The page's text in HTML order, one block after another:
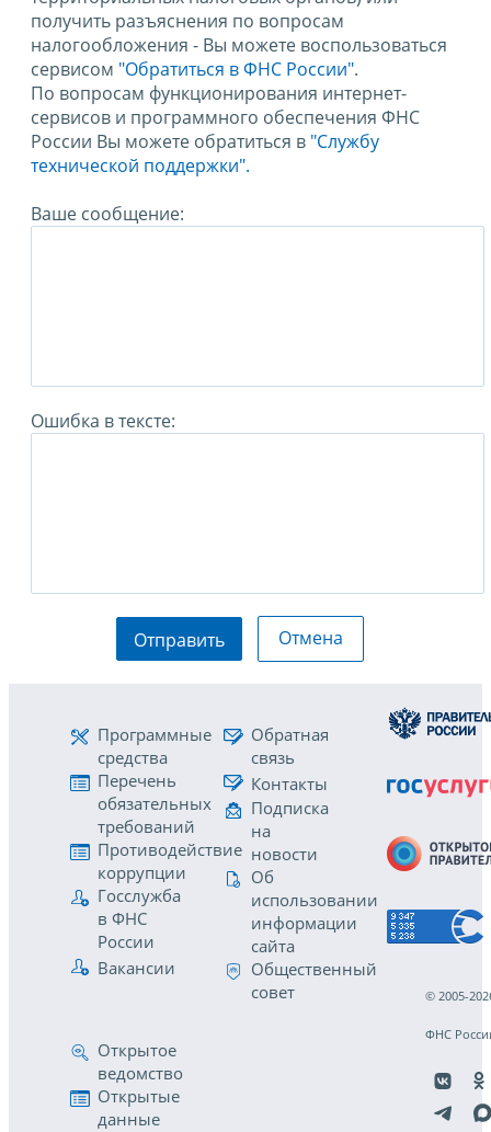
получить разъяснения по вопросам
налогообложения - Вы можете воспользоваться
сервисом "Обратиться в ФНС России".
По вопросам функционирования интернет-
сервисов и программного обеспечения ФНС
России Вы можете обратиться в "Службу
технической поддержки".
Ваше сообщение:
Ошибка в тексте:
Отправить Отмена
Программные
средства
Перечень
обязательных
требований
Противодействие
коррупции
Госслужба
в ФНС
России
Вакансии
Обратная
связь
Контакты
Подписка
на
новости
Об
использовании
информации
сайта
Общественный
совет
Открытое
ведомство
Открытые
данные
© 2005-
ФНС